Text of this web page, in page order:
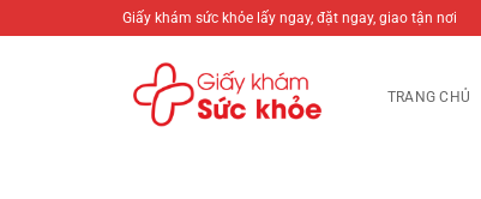
qua
Giấy khám sức khỏe lấy ngay, đặt ngay, giao tận nơi
TRANG CHỦ